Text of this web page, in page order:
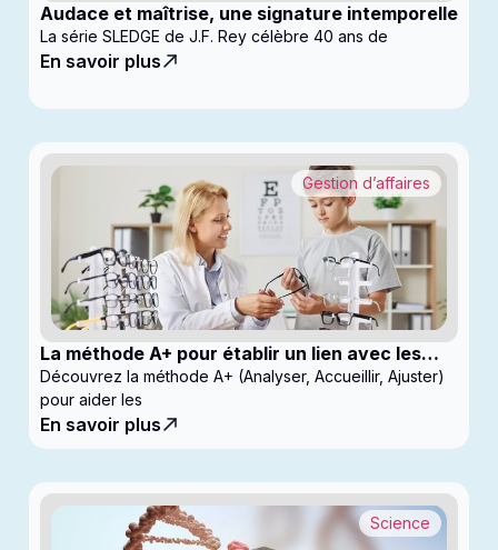
Audace et maîtrise, une signature intemporelle
La série SLEDGE de J.F. Rey célèbre 40 ans de
En savoir plus
La méthode A+ pour établir un lien avec les
enfants en clinique
Gestion d’affaires
Découvrez la méthode A+ (Analyser, Accueillir, Ajuster)
pour aider les
En savoir plus
Science